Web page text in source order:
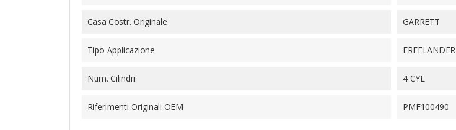
Casa Costr. Originale GARRETT
Tipo Applicazione FREELANDER
Num. Cilindri 4 CYL
Riferimenti Originali OEM PMF100490